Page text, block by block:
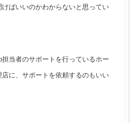
ばいいのかわからないと思ってい
当者のサポートを行っているホー
に、サポートを依頼するのもいい